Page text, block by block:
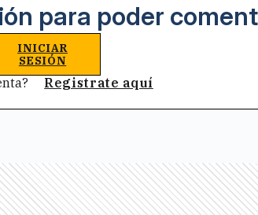
para poder
INICIAR
SESIÓN
Registrate aquí